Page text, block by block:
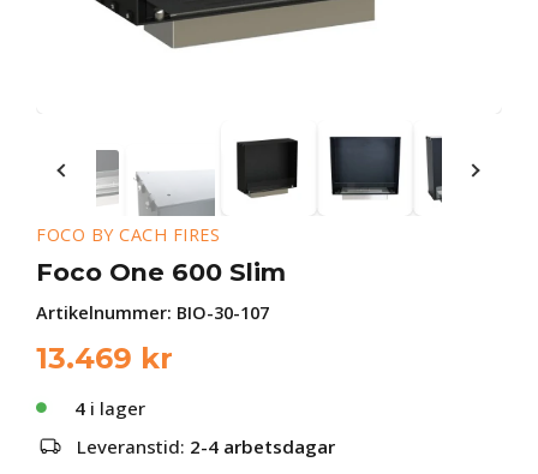
FOCO BY CACH FIRES
Foco One 600 Slim
Artikelnummer: BIO-30-107
13.469 kr
4 i lager
Leveranstid: 2-4 arbetsdagar